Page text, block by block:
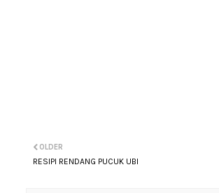
OLDER
RESIPI RENDANG PUCUK UBI